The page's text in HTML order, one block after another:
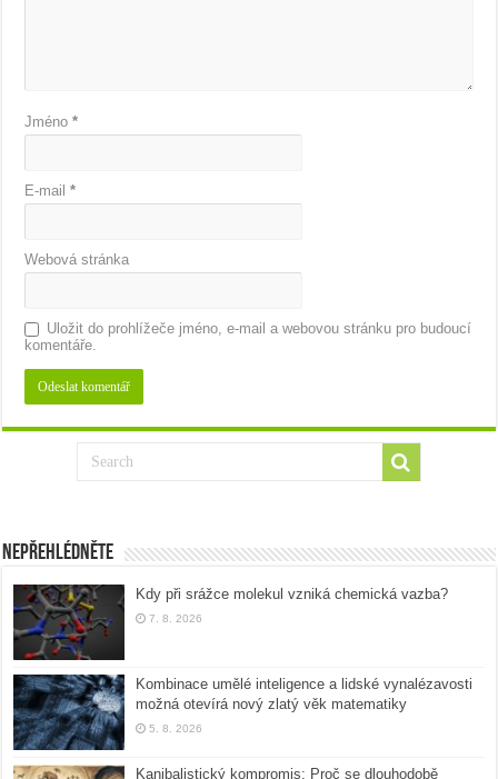
Jméno*
E-mail*
Webová stránka
Uložit do prohlížeče jméno, e-mail a webovou stránku pro budoucí
komentáře.
Nepřehlédněte
Kdy při srážce molekul vzniká chemická vazba?
7. 8. 2026
Kombinace umělé inteligence a lidské vynalézavosti
možná otevírá nový zlatý věk matematiky
5. 8. 2026
Kanibalistický kompromis: Proč se dlouhodobě